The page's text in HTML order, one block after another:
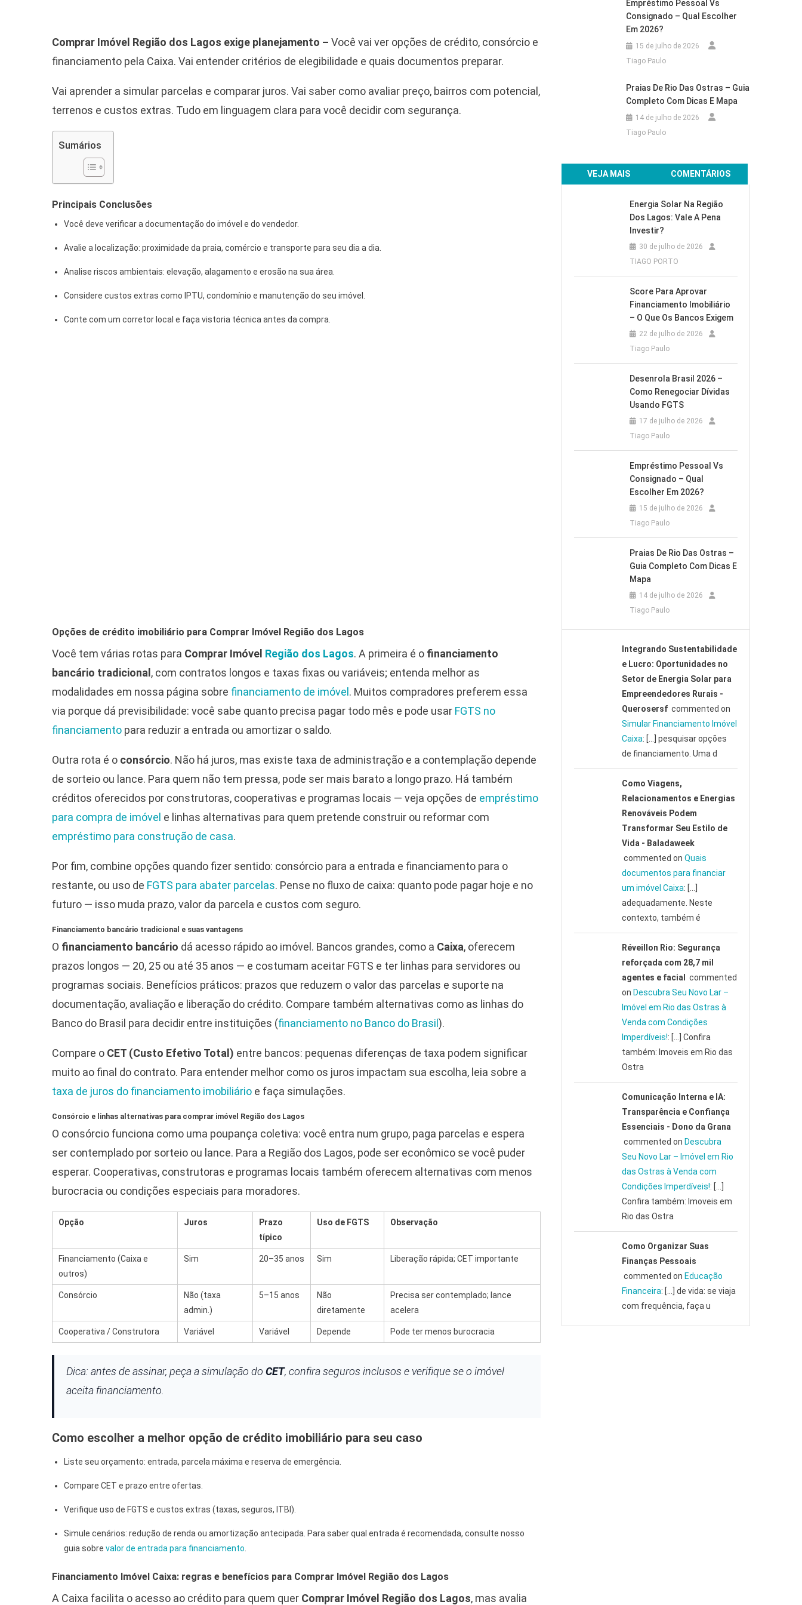
Comprar Imóvel Região dos Lagos exige planejamento – Você vai ver opções de crédito, consórcio e
financiamento pela Caixa. Vai entender critérios de elegibilidade e quais documentos preparar.
Vai aprender a simular parcelas e comparar juros. Vai saber como avaliar preço, bairros com potencial,
terrenos e custos extras. Tudo em linguagem clara para você decidir com segurança.
Sumários
Principais Conclusões
Você deve verificar a documentação do imóvel e do vendedor.
Avalie a localização: proximidade da praia, comércio e transporte para seu dia a dia.
Analise riscos ambientais: elevação, alagamento e erosão na sua área.
Considere custos extras como IPTU, condomínio e manutenção do seu imóvel.
Conte com um corretor local e faça vistoria técnica antes da compra.
Opções de crédito imobiliário para Comprar Imóvel Região dos Lagos
Você tem várias rotas para Comprar Imóvel Região dos Lagos. A primeira é o financiamento
bancário tradicional, com contratos longos e taxas fixas ou variáveis; entenda melhor as
modalidades em nossa página sobre financiamento de imóvel. Muitos compradores preferem essa
via porque dá previsibilidade: você sabe quanto precisa pagar todo mês e pode usar FGTS no
financiamento para reduzir a entrada ou amortizar o saldo.
Outra rota é o consórcio. Não há juros, mas existe taxa de administração e a contemplação depende
de sorteio ou lance. Para quem não tem pressa, pode ser mais barato a longo prazo. Há também
créditos oferecidos por construtoras, cooperativas e programas locais — veja opções de empréstimo
para compra de imóvel e linhas alternativas para quem pretende construir ou reformar com
empréstimo para construção de casa.
Por fim, combine opções quando fizer sentido: consórcio para a entrada e financiamento para o
restante, ou uso de FGTS para abater parcelas. Pense no fluxo de caixa: quanto pode pagar hoje e no
futuro — isso muda prazo, valor da parcela e custos com seguro.
Financiamento bancário tradicional e suas vantagens
O financiamento bancário dá acesso rápido ao imóvel. Bancos grandes, como a Caixa, oferecem
prazos longos — 20, 25 ou até 35 anos — e costumam aceitar FGTS e ter linhas para servidores ou
programas sociais. Benefícios práticos: prazos que reduzem o valor das parcelas e suporte na
documentação, avaliação e liberação do crédito. Compare também alternativas como as linhas do
Banco do Brasil para decidir entre instituições (financiamento no Banco do Brasil).
Compare o CET (Custo Efetivo Total) entre bancos: pequenas diferenças de taxa podem significar
muito ao final do contrato. Para entender melhor como os juros impactam sua escolha, leia sobre a
taxa de juros do financiamento imobiliário e faça simulações.
Consórcio e linhas alternativas para comprar imóvel Região dos Lagos
O consórcio funciona como uma poupança coletiva: você entra num grupo, paga parcelas e espera
ser contemplado por sorteio ou lance. Para a Região dos Lagos, pode ser econômico se você puder
esperar. Cooperativas, construtoras e programas locais também oferecem alternativas com menos
burocracia ou condições especiais para moradores.
Opção Juros
Prazo
típico
Uso de FGTS Observação
Financiamento (Caixa e
outros)
Sim 20–35 anos Sim Liberação rápida; CET importante
Consórcio
Não (taxa
admin.)
5–15 anos
Não
diretamente
Precisa ser contemplado; lance
acelera
Cooperativa / Construtora Variável Variável Depende Pode ter menos burocracia
Dica: antes de assinar, peça a simulação do CET, confira seguros inclusos e verifique se o imóvel
aceita financiamento.
Como escolher a melhor opção de crédito imobiliário para seu caso
Liste seu orçamento: entrada, parcela máxima e reserva de emergência.
Compare CET e prazo entre ofertas.
Verifique uso de FGTS e custos extras (taxas, seguros, ITBI).
Simule cenários: redução de renda ou amortização antecipada. Para saber qual entrada é recomendada, consulte nosso
guia sobre valor de entrada para financiamento
Financiamento Imóvel Caixa: regras e benefícios para Comprar Imóvel Região dos Lagos
A Caixa facilita o acesso ao crédito para quem quer Comprar Imóvel Região dos Lagos, mas avalia
Empréstimo Pessoal Vs
Consignado – Qual Escolher
Em 2026?
15 de julho de 2026
Tiago Paulo
Praias De Rio Das Ostras – Guia
Completo Com Dicas E Mapa
14 de julho de 2026
Tiago Paulo
VEJA MAIS COMENTÁRIOS
Energia Solar Na Região
Dos Lagos: Vale A Pena
Investir?
30 de julho de 2026
TIAGO PORTO
Score Para Aprovar
Financiamento Imobiliário
– O Que Os Bancos Exigem
22 de julho de 2026
Tiago Paulo
Desenrola Brasil 2026 –
Como Renegociar Dívidas
Usando FGTS
17 de julho de 2026
Tiago Paulo
Empréstimo Pessoal Vs
Consignado – Qual
Escolher Em 2026?
15 de julho de 2026
Tiago Paulo
Praias De Rio Das Ostras –
Guia Completo Com Dicas E
Mapa
14 de julho de 2026
Tiago Paulo
Integrando Sustentabilidade
e Lucro: Oportunidades no
Setor de Energia Solar para
Empreendedores Rurais -
Querosersfcommented on
Simular Financiamento Imóvel
Caixa: […] pesquisar opções
de financiamento. Uma d
Como Viagens,
Relacionamentos e Energias
Renováveis Podem
Transformar Seu Estilo de
Vida - Baladaweek
commented on Quais
documentos para financiar
um imóvel Caixa: […]
adequadamente. Neste
contexto, também é
Réveillon Rio: Segurança
reforçada com 28,7 mil
agentes e facial
commented
on Descubra Seu Novo Lar –
Imóvel em Rio das Ostras à
Venda com Condições
Imperdíveis!: […] Confira
também: Imoveis em Rio das
Ostra
Comunicação Interna e IA:
Transparência e Confiança
Essenciais - Dono da Grana
commented on Descubra
Seu Novo Lar – Imóvel em Rio
das Ostras à Venda com
Condições Imperdíveis!: […]
Confira também: Imoveis em
Rio das Ostra
Como Organizar Suas
Finanças Pessoais
commented on Educação
Financeira: […] de vida: se viaja
com frequência, faça u